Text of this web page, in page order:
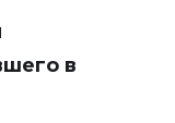
в